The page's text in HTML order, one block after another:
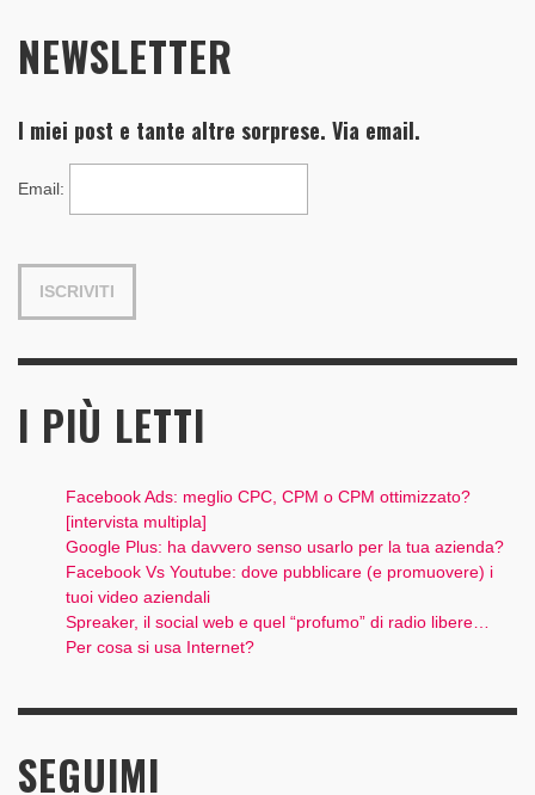
NEWSLETTER
I miei post e tante altre sorprese. Via email.
Email:
I PIÙ LETTI
Facebook Ads: meglio CPC, CPM o CPM ottimizzato?
[intervista multipla]
Google Plus: ha davvero senso usarlo per la tua azienda?
Facebook Vs Youtube: dove pubblicare (e promuovere) i
tuoi video aziendali
Spreaker, il social web e quel “profumo” di radio libere…
Per cosa si usa Internet?
SEGUIMI